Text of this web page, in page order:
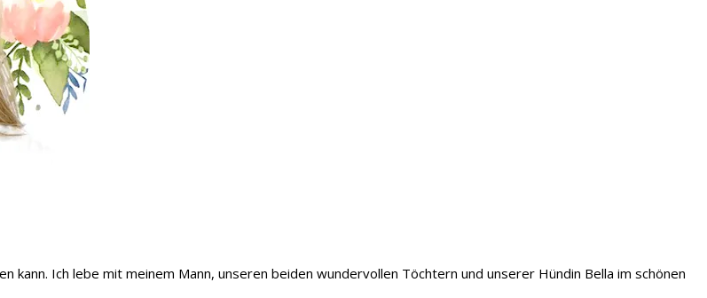
kann. Ich lebe mit meinem Mann, unseren beiden wundervollen Töchtern und unserer Hündin Bella im schönen